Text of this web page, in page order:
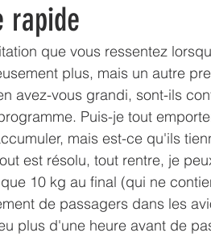
rapide
que vous ressentez
plus, mais un autre
avez-vous grandi, sont-ils
Puis-je tout
mais est-ce qu'ils
est résolu, tout rentre, je
10 kg au final (qui ne
de passagers dans les
plus d'une heure avant de